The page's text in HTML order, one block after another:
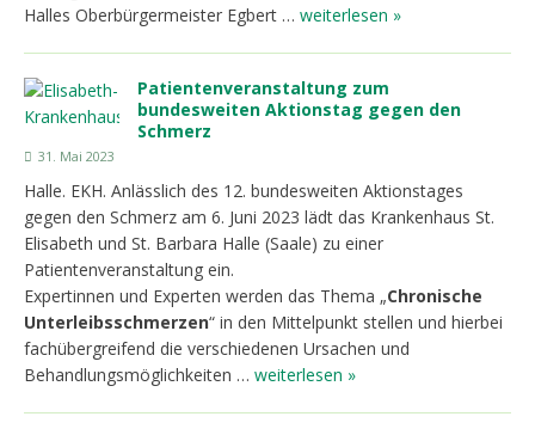
Halles Oberbürgermeister Egbert … weiterlesen »
Patientenveranstaltung zum
bundesweiten Aktionstag gegen den
Schmerz
31. Mai 2023
Halle. EKH. Anlässlich des 12. bundesweiten Aktionstages
gegen den Schmerz am 6. Juni 2023 lädt das Krankenhaus St.
Elisabeth und St. Barbara Halle (Saale) zu einer
Patientenveranstaltung ein.
Expertinnen und Experten werden das Thema „Chronische
Unterleibsschmerzen“ in den Mittelpunkt stellen und hierbei
fachübergreifend die verschiedenen Ursachen und
Behandlungsmöglichkeiten … weiterlesen »